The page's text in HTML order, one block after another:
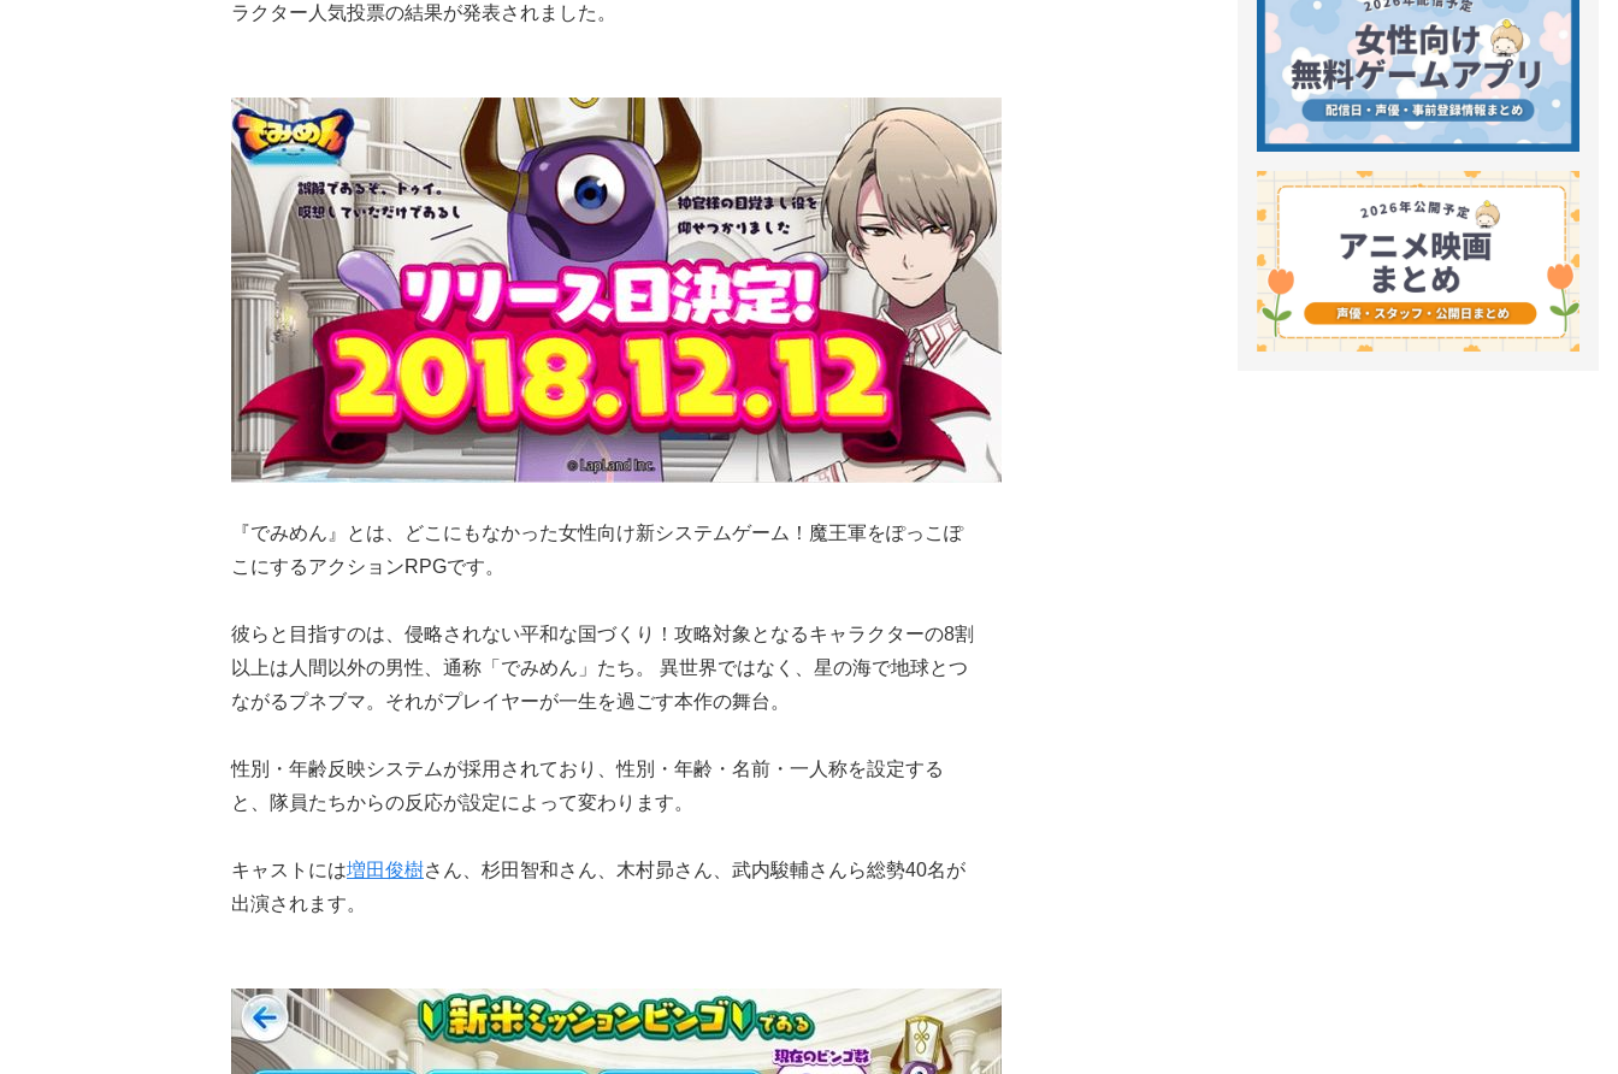
ラクター人気投票の結果が発表されました。
『でみめん』とは、どこにもなかった女性向け新システムゲーム！魔王軍をぽっこぽ
こにするアクションRPGです。
彼らと目指すのは、侵略されない平和な国づくり！攻略対象となるキャラクターの8割
以上は人間以外の男性、通称「でみめん」たち。 異世界ではなく、星の海で地球とつ
ながるプネブマ。それがプレイヤーが一生を過ごす本作の舞台。
性別・年齢反映システムが採用されており、性別・年齢・名前・一人称を設定する
と、隊員たちからの反応が設定によって変わります。
キャストには増田俊樹さん、杉田智和さん、木村昴さん、武内駿輔さんら総勢40名が
出演されます。